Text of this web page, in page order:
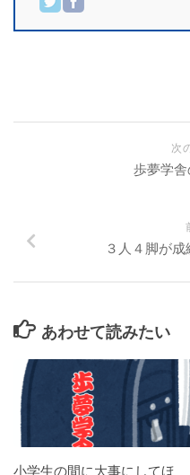
次
歩夢学
３人４脚が成
あわせて読みたい
小学生の間に大事にしてほ